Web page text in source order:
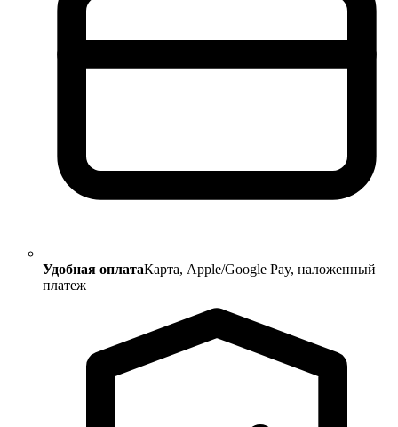
Удобная оплатаКарта, Apple/Google Pay, наложенный
платеж